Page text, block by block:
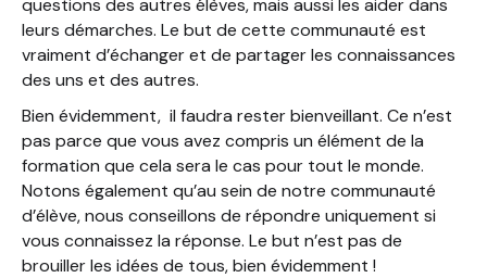
leurs démarches. Le but de cette communauté est
vraiment d’échanger et de partager les connaissances
des uns et des autres.
Bien évidemment, il faudra rester bienveillant. Ce n’est
pas parce que vous avez compris un élément de la
formation que cela sera le cas pour tout le monde.
Notons également qu’au sein de notre communauté
d’élève, nous conseillons de répondre uniquement si
vous connaissez la réponse. Le but n’est pas de
brouiller les idées de tous, bien évidemment !